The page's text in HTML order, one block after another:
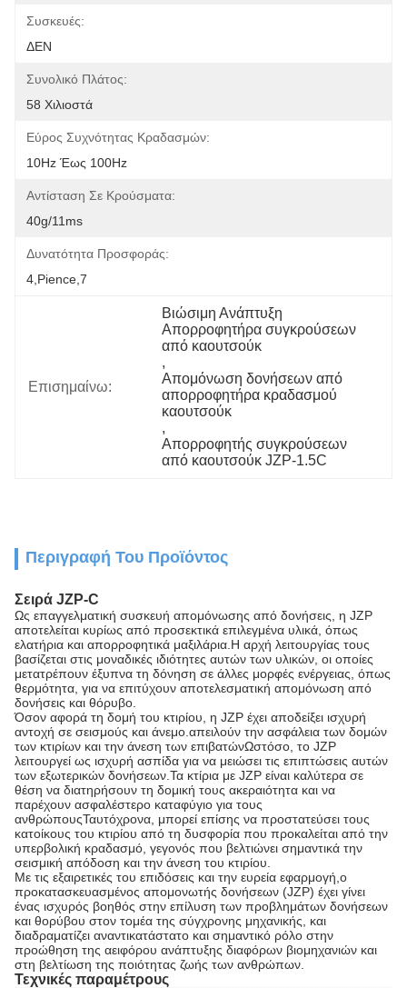
Συσκευές:
ΔΕΝ
Συνολικό Πλάτος:
58 Χιλιοστά
Εύρος Συχνότητας Κραδασμών:
10Hz Έως 100Hz
Αντίσταση Σε Κρούσματα:
40g/11ms
Δυνατότητα Προσφοράς:
4,pience,7
Επισημαίνω:
Βιώσιμη Ανάπτυξη
Απορροφητήρα συγκρούσεων
από καουτσούκ
,
Απομόνωση δονήσεων από
απορροφητήρα κραδασμού
καουτσούκ
,
Απορροφητής συγκρούσεων
από καουτσούκ JZP-1.5C
Περιγραφή Του Προϊόντος
Σειρά JZP-C
Ως επαγγελματική συσκευή απομόνωσης από δονήσεις, η JZP
αποτελείται κυρίως από προσεκτικά επιλεγμένα υλικά, όπως
ελατήρια και απορροφητικά μαξιλάρια.Η αρχή λειτουργίας τους
βασίζεται στις μοναδικές ιδιότητες αυτών των υλικών, οι οποίες
μετατρέπουν έξυπνα τη δόνηση σε άλλες μορφές ενέργειας, όπως
θερμότητα, για να επιτύχουν αποτελεσματική απομόνωση από
δονήσεις και θόρυβο.
Όσον αφορά τη δομή του κτιρίου, η JZP έχει αποδείξει ισχυρή
αντοχή σε σεισμούς και άνεμο.απειλούν την ασφάλεια των δομών
των κτιρίων και την άνεση των επιβατώνΩστόσο, το JZP
λειτουργεί ως ισχυρή ασπίδα για να μειώσει τις επιπτώσεις αυτών
των εξωτερικών δονήσεων.Τα κτίρια με JZP είναι καλύτερα σε
θέση να διατηρήσουν τη δομική τους ακεραιότητα και να
παρέχουν ασφαλέστερο καταφύγιο για τους
ανθρώπουςΤαυτόχρονα, μπορεί επίσης να προστατεύσει τους
κατοίκους του κτιρίου από τη δυσφορία που προκαλείται από την
υπερβολική κραδασμό, γεγονός που βελτιώνει σημαντικά την
σεισμική απόδοση και την άνεση του κτιρίου.
Με τις εξαιρετικές του επιδόσεις και την ευρεία εφαρμογή,ο
προκατασκευασμένος απομονωτής δονήσεων (JZP) έχει γίνει
ένας ισχυρός βοηθός στην επίλυση των προβλημάτων δονήσεων
και θορύβου στον τομέα της σύγχρονης μηχανικής, και
διαδραματίζει αναντικατάστατο και σημαντικό ρόλο στην
προώθηση της αειφόρου ανάπτυξης διαφόρων βιομηχανιών και
στη βελτίωση της ποιότητας ζωής των ανθρώπων.
Τεχνικές παραμέτρους